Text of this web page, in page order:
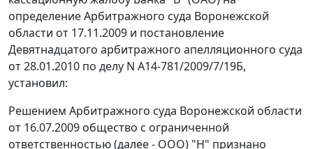
определение Арбитражного суда Воронежской
области от 17.11.2009 и постановление
Девятнадцатого арбитражного апелляционного суда
от 28.01.2010 по делу N А14-781/2009/7/19Б,
установил:
Решением Арбитражного суда Воронежской области
от 16.07.2009 общество с ограниченной
ответственностью (далее - ООО) "Н" признано